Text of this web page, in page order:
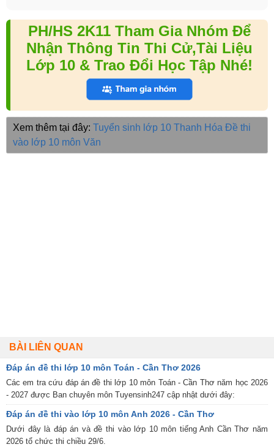
PH/HS 2K11 Tham Gia Nhóm Để
Nhận Thông Tin Thi Cử,Tài Liệu
Lớp 10 & Trao Đổi Học Tập Nhé!
Xem thêm tại đây: Tuyển sinh lớp 10 Thanh Hóa Đề thi
vào lớp 10 môn Văn
BÀI LIÊN QUAN
Đáp án đề thi lớp 10 môn Toán - Cần Thơ 2026
Các em tra cứu đáp án đề thi lớp 10 môn Toán - Cần Thơ năm học 2026
- 2027 được Ban chuyên môn Tuyensinh247 cập nhật dưới đây:
Đáp án đề thi vào lớp 10 môn Anh 2026 - Cần Thơ
Dưới đây là đáp án và đề thi vào lớp 10 môn tiếng Anh Cần Thơ năm
2026 tổ chức thi chiều 29/6.